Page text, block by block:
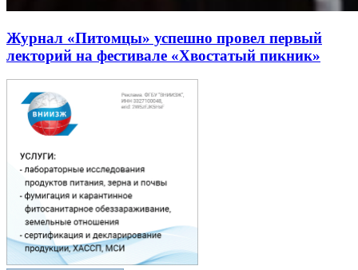
Журнал «Питомцы» успешно провел первый
лекторий на фестивале «Хвостатый пикник»